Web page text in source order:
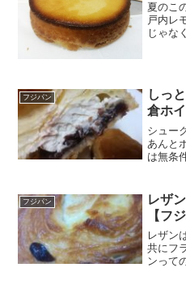
夏のこ
戸内レ
じゃな
フジパン
しっ
倉ホ
シュー
あんと
は無条
は洋風
洋折衷
フジパン
レザ
【フ
レザン
共にフ
ンって